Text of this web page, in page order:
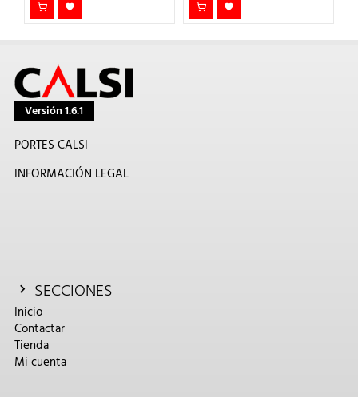
Versión 1.6.1
PORTES CALSI
INFORMACIÓN LEGAL
SECCIONES
Inicio
Contactar
Tienda
Mi cuenta